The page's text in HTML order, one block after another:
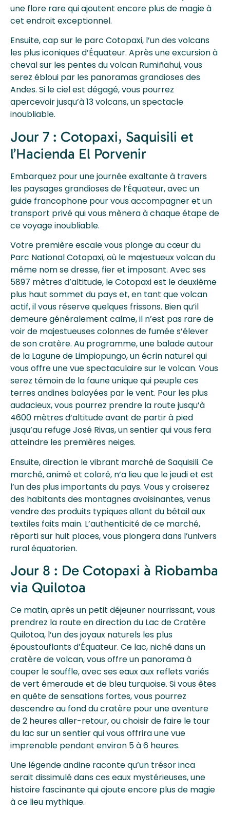
une flore rare qui ajoutent encore plus de magie à
cet endroit exceptionnel.
Ensuite, cap sur le parc Cotopaxi, l’un des volcans
les plus iconiques d’Équateur. Après une excursion à
cheval sur les pentes du volcan Rumiñahui, vous
serez ébloui par les panoramas grandioses des
Andes. Si le ciel est dégagé, vous pourrez
apercevoir jusqu’à 13 volcans, un spectacle
inoubliable.
Jour 7 : Cotopaxi, Saquisili et
l’Hacienda El Porvenir
Embarquez pour une journée exaltante à travers
les paysages grandioses de l’Équateur, avec un
guide francophone pour vous accompagner et un
transport privé qui vous mènera à chaque étape de
ce voyage inoubliable.
Votre première escale vous plonge au cœur du
Parc National Cotopaxi, où le majestueux volcan du
même nom se dresse, fier et imposant. Avec ses
5897 mètres d’altitude, le Cotopaxi est le deuxième
plus haut sommet du pays et, en tant que volcan
actif, il vous réserve quelques frissons. Bien qu’il
demeure généralement calme, il n’est pas rare de
voir de majestueuses colonnes de fumée s’élever
de son cratère. Au programme, une balade autour
de la Lagune de Limpiopungo, un écrin naturel qui
vous offre une vue spectaculaire sur le volcan. Vous
serez témoin de la faune unique qui peuple ces
terres andines balayées par le vent. Pour les plus
audacieux, vous pourrez prendre la route jusqu’à
4600 mètres d’altitude avant de partir à pied
jusqu’au refuge José Rivas, un sentier qui vous fera
atteindre les premières neiges.
Ensuite, direction le vibrant marché de Saquisili. Ce
marché, animé et coloré, n’a lieu que le jeudi et est
l’un des plus importants du pays. Vous y croiserez
des habitants des montagnes avoisinantes, venus
vendre des produits typiques allant du bétail aux
textiles faits main. L’authenticité de ce marché,
réparti sur huit places, vous plongera dans l’univers
rural équatorien.
Jour 8 : De Cotopaxi à Riobamba
via Quilotoa
Ce matin, après un petit déjeuner nourrissant, vous
prendrez la route en direction du Lac de Cratère
Quilotoa, l’un des joyaux naturels les plus
époustouflants d’Équateur. Ce lac, niché dans un
cratère de volcan, vous offre un panorama à
couper le souffle, avec ses eaux aux reflets variés
de vert émeraude et de bleu turquoise. Si vous êtes
en quête de sensations fortes, vous pourrez
descendre au fond du cratère pour une aventure
de 2 heures aller-retour, ou choisir de faire le tour
du lac sur un sentier qui vous offrira une vue
imprenable pendant environ 5 à 6 heures.
Une légende andine raconte qu’un trésor inca
serait dissimulé dans ces eaux mystérieuses, une
histoire fascinante qui ajoute encore plus de magie
à ce lieu mythique.